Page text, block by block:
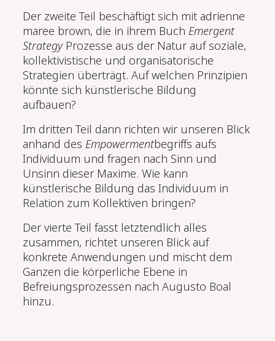
Der zweite Teil beschäftigt sich mit adrienne
maree brown, die in ihrem Buch Emergent
Strategy Prozesse aus der Natur auf soziale,
kollektivistische und organisatorische
Strategien überträgt. Auf welchen Prinzipien
könnte sich künstlerische Bildung
aufbauen?
Im dritten Teil dann richten wir unseren Blick
anhand des Empowermentbegriffs aufs
Individuum und fragen nach Sinn und
Unsinn dieser Maxime. Wie kann
künstlerische Bildung das Individuum in
Relation zum Kollektiven bringen?
Der vierte Teil fasst letztendlich alles
zusammen, richtet unseren Blick auf
konkrete Anwendungen und mischt dem
Ganzen die körperliche Ebene in
Befreiungsprozessen nach Augusto Boal
hinzu.